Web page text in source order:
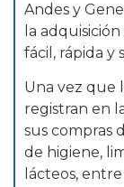
Andes y
la
fácil, rápida y
Una vez que
registran en
sus compras
de higiene,
lácteos,